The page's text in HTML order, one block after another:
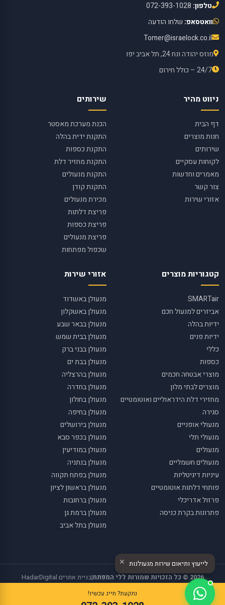
טלפון: 072-393-1028
וואטסאפ: שלחו הודעה
Tomer@israelock.co.il
מוזס יהודה ונח 24, תל אביב יפו
24/7 – כולל חירום
ניווט מהיר
דף הבית
חנות מוצרים
שירותים
לקוחות עסקיים
מאמרים וחדשות
צור קשר
אזורי שירות
שירותים
הכנת מערכת מאסטר
התקנת ידית בהלה
התקנת כספות
התקנת מחזיר דלת
התקנת מנעולים
התקנת קודן
מכירת מנעולים
פריצת דלתות
פריצת כספות
פריצת מנעולים
שכפול מפתחות
קטגוריות מוצרים
SMARTair
אביזרים למנעול חכם
ידיות בהלה
ידיות פנים
כללי
כספות
מוצרי אבטחה חכמים
מוצרים לבתי מלון
מחזירי דלת הידראוליים ואוטומטיים
סגירה
מנעולי אופניים
מנעולי תלי
מנעולים
מנעולים חשמליים
עיניות דיגיטליות
פותחי דלתות אוטומטיים
פרזול אדריכלי
פתרונות בקרת כניסה
אזורי שירות
מנעולן באשדוד
מנעולן באשקלון
מנעולן בבאר שבע
מנעולן בבית שמש
מנעולן בבני ברק
מנעולן בבת ים
מנעולן בהרצליה
מנעולן בחדרה
מנעולן בחולון
מנעולן בחיפה
מנעולן בירושלים
מנעולן בכפר סבא
מנעולן במודיעין
מנעולן בנתניה
מנעולן בפתח תקווה
מנעולן בראשון לציון
מנעולן ברחובות
מנעולן ברמת גן
מנעולן בתל אביב
2026 © כל הזכויות שמורות ללי המפתח |בניית אתרים HadarDigital
✕ לייעוץ ותיאום שירות מנעולנות
נתקעת? חייג עכשיו!